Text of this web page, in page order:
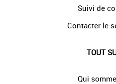
Suivi de
Contacter le
TOUT
Qui